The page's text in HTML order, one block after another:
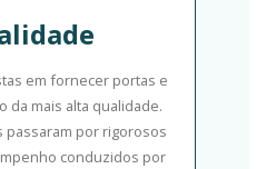
em fornecer portas e
da mais alta qualidade.
passaram por rigorosos
conduzidos por